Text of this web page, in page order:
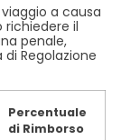
a causa
richiedere il
penale,
Regolazione
Percentuale
di Rimborso